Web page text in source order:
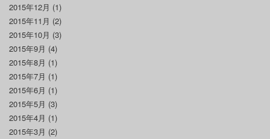
2015年12月 (1)
2015年11月 (2)
2015年10月 (3)
2015年9月 (4)
2015年8月 (1)
2015年7月 (1)
2015年6月 (1)
2015年5月 (3)
2015年4月 (1)
2015年3月 (2)